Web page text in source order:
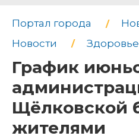
Портал города
Новости
Здоровье
График
Щёлковской
жителями